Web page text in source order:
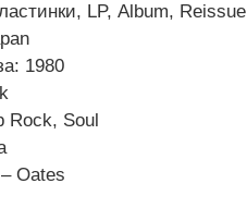
LP, Album, Reissue
1980
Rock, Soul
Oates